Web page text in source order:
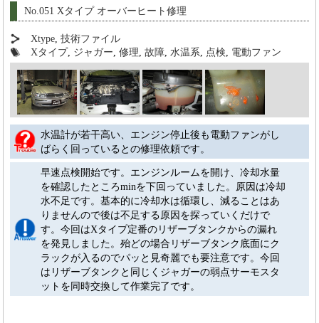
No.051 Xタイプ オーバーヒート修理
Xtype ,技術ファイル
Xタイプ, ジャガー ,修理 ,故障 ,水温系 点検 電動ファン
水温計が若干高い、エンジン停止後も電動ファンがし
ばらく回っているとの修理依頼です。
早速点検開始です。エンジンルームを開け、冷却水量
を確認したところminを下回っていました。原因は冷却
水不足です。基本的に冷却水は循環し、減ることはあ
りませんので後は不足する原因を探っていくだけで
す。今回はXタイプ定番のリザーブタンクからの漏れ
を発見しました。殆どの場合リザーブタンク底面にク
ラックが入るのでパッと見奇麗でも要注意です。今回
はリザーブタンクと同じくジャガーの弱点サーモスタ
ットを同時交換して作業完了です。